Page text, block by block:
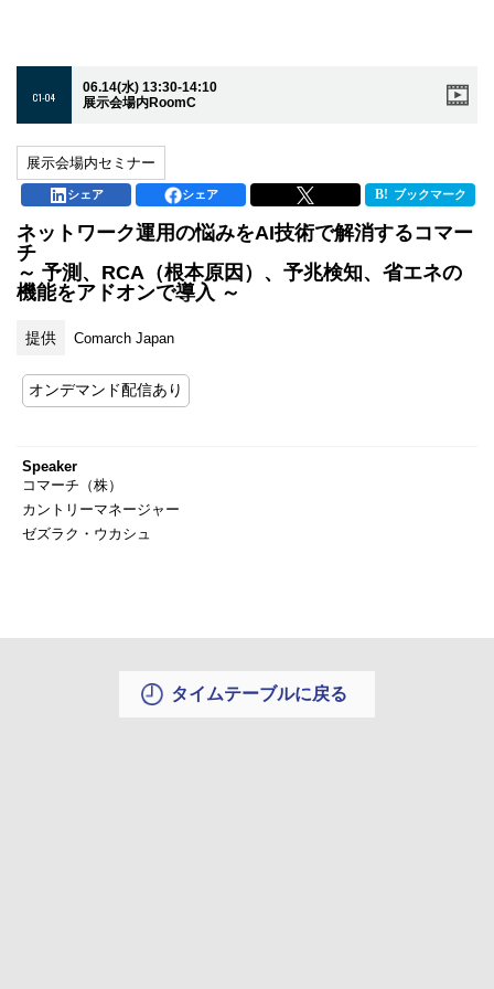
C1-04
06.14(水) 13:30-14:10
展示会場内RoomC
展示会場内セミナー
シェア シェア ブックマーク
ネットワーク運用の悩みをAI技術で解消するコマー
チ
～ 予測、RCA（根本原因）、予兆検知、省エネの
機能をアドオンで導入 ～
提供 Comarch Japan
オンデマンド配信あり
Speaker
コマーチ（株）
カントリーマネージャー
ゼズラク・ウカシュ
タイムテーブルに戻る